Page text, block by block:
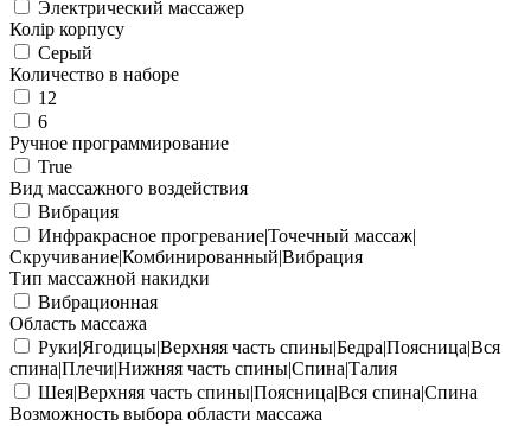
Электрический массажер
Колір корпусу
Серый
Количество в наборе
12
6
Ручное программирование
True
Вид массажного воздействия
Вибрация
Инфракрасное прогревание|Точечный массаж|
Скручивание|Комбинированный|Вибрация
Тип массажной накидки
Вибрационная
Область массажа
Руки|Ягодицы|Верхняя часть спины|Бедра|Поясница|Вся
спина|Плечи|Нижняя часть спины|Спина|Талия
Шея|Верхняя часть спины|Поясница|Вся спина|Спина
Возможность выбора области массажа